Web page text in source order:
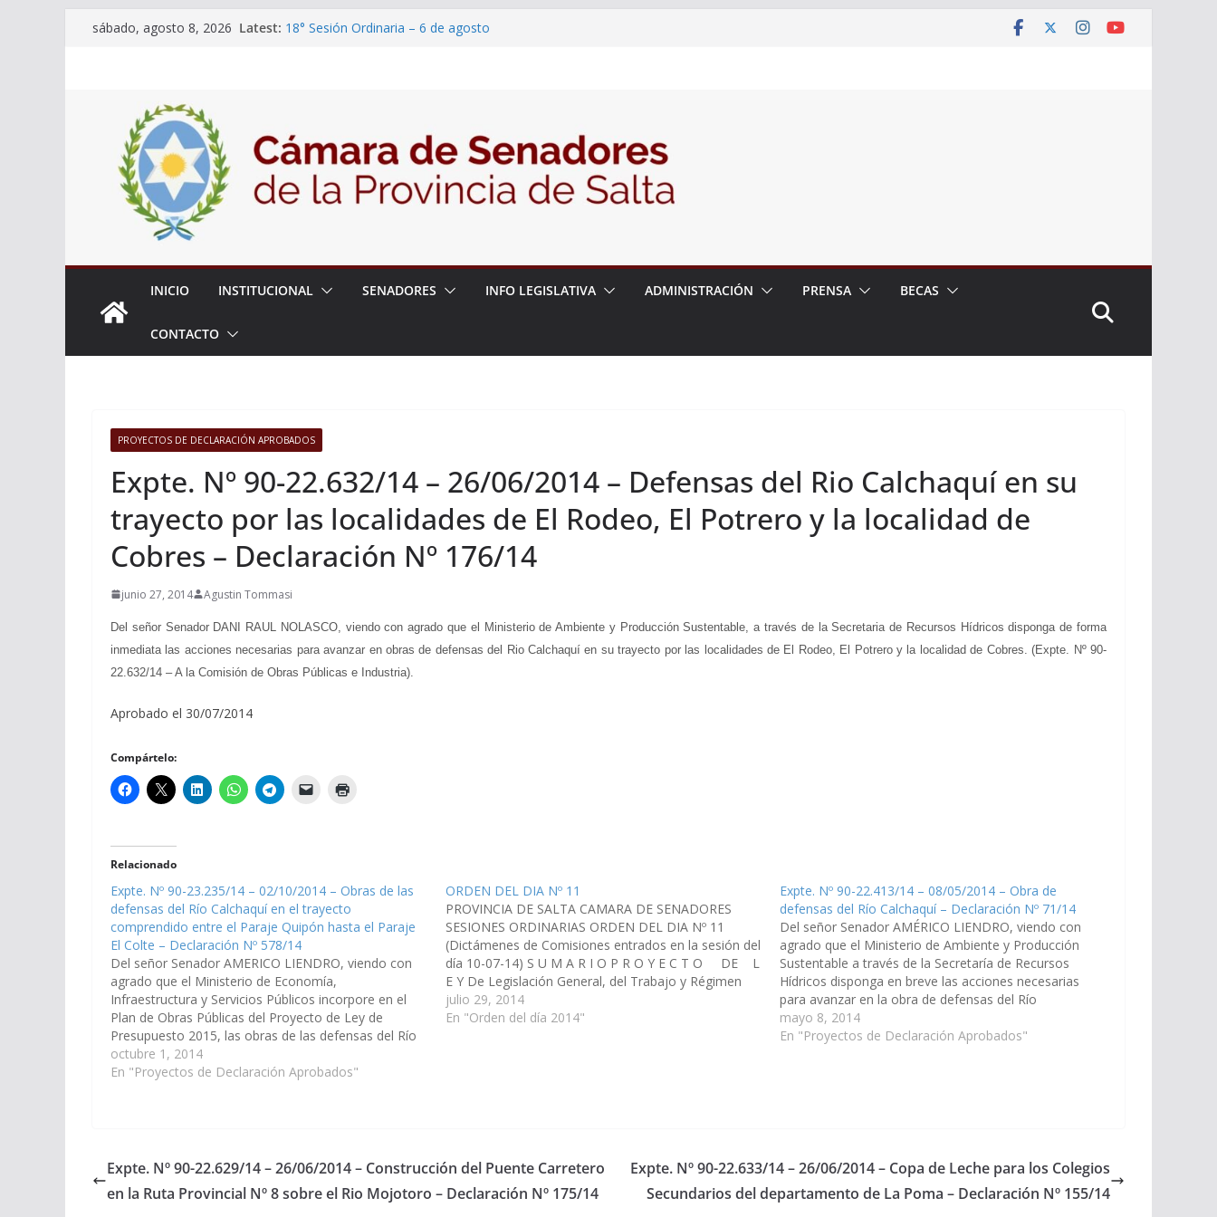
sábado, agosto 8, 2026 Latest: 18° Sesión Ordinaria – 6 de agosto
Expte. Nº 90-34.516/2026 – 06/08/26 – Créase el Ente Salteño
de Protección y Control Vegetal
INICIO INSTITUCIONAL SENADORES INFO LEGISLATIVA ADMINISTRACIÓN PRENSA BECAS
CONTACTO
PROYECTOS DE DECLARACIÓN APROBADOS
Expte. Nº 90-22.632/14 – 26/06/2014 – Defensas del Rio Calchaquí en su
trayecto por las localidades de El Rodeo, El Potrero y la localidad de
Cobres – Declaración Nº 176/14
junio 27, 2014 Agustin Tommasi
Del señor Senador DANI RAUL NOLASCO, viendo con agrado que el Ministerio de Ambiente y Producción Sustentable, a través de la Secretaria de Recursos Hídricos disponga de forma
inmediata las acciones necesarias para avanzar en obras de defensas del Rio Calchaquí en su trayecto por las localidades de El Rodeo, El Potrero y la localidad de Cobres. (Expte. Nº 90-
22.632/14 – A la Comisión de Obras Públicas e Industria).
Aprobado el 30/07/2014
Compártelo:
Relacionado
Expte. Nº 90-23.235/14 – 02/10/2014 – Obras de las
defensas del Río Calchaquí en el trayecto
comprendido entre el Paraje Quipón hasta el Paraje
El Colte – Declaración Nº 578/14
Del señor Senador AMERICO LIENDRO, viendo con
agrado que el Ministerio de Economía,
Infraestructura y Servicios Públicos incorpore en el
Plan de Obras Públicas del Proyecto de Ley de
Presupuesto 2015, las obras de las defensas del Río
Calchaquí en el trayecto comprendido entre el Paraje
Quipón hasta el Paraje…
octubre 1, 2014
En "Proyectos de Declaración Aprobados"
ORDEN DEL DIA Nº 11
PROVINCIA DE SALTA CAMARA DE SENADORES
SESIONES ORDINARIAS ORDEN DEL DIA Nº 11
(Dictámenes de Comisiones entrados en la sesión del
día 10-07-14) S U M A R I O P R O Y E C T O DE L
E Y De Legislación General, del Trabajo y Régimen
Previsonal…
julio 29, 2014
En "Orden del día 2014"
Expte. Nº 90-22.413/14 – 08/05/2014 – Obra de
defensas del Río Calchaquí – Declaración Nº 71/14
Del señor Senador AMÉRICO LIENDRO, viendo con
agrado que el Ministerio de Ambiente y Producción
Sustentable a través de la Secretaría de Recursos
Hídricos disponga en breve las acciones necesarias
para avanzar en la obra de defensas del Río
Calchaquí en su trayecto por el Departamento de
Cachi, a los…
mayo 8, 2014
En "Proyectos de Declaración Aprobados"
Expte. Nº 90-22.629/14 – 26/06/2014 – Construcción del Puente Carretero
en la Ruta Provincial Nº 8 sobre el Rio Mojotoro – Declaración Nº 175/14
Expte. Nº 90-22.633/14 – 26/06/2014 – Copa de Leche para los Colegios
Secundarios del departamento de La Poma – Declaración Nº 155/14